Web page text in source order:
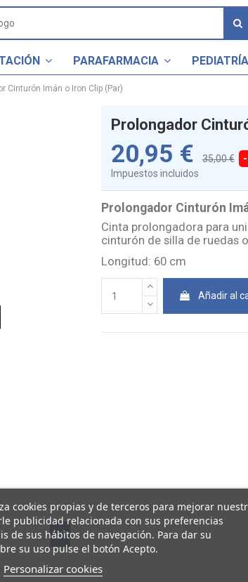
PARAFARMACIA
Cinturón Imán o Iron Clip (Par)
Prolongador
20,95 € 35,00 €
Impuestos incluidos
Prolongador Cinturón
Cinta prolongadora para
cinturón de silla de ruedas
Longitud: 60 cm
Añadir al
cookies propias y de terceros para mejorar
publicidad relacionada con sus preferencias
de sus hábitos de navegación. Para dar su
su uso pulse el botón Acepto.
Personalizar cookies